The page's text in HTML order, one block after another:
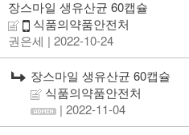
장스마일 생유산균 60캡슐
식품의약품안전처
권은세 | 2022-10-24
장스마일 생유산균 60캡슐
식품의약품안전처
| 2022-11-04